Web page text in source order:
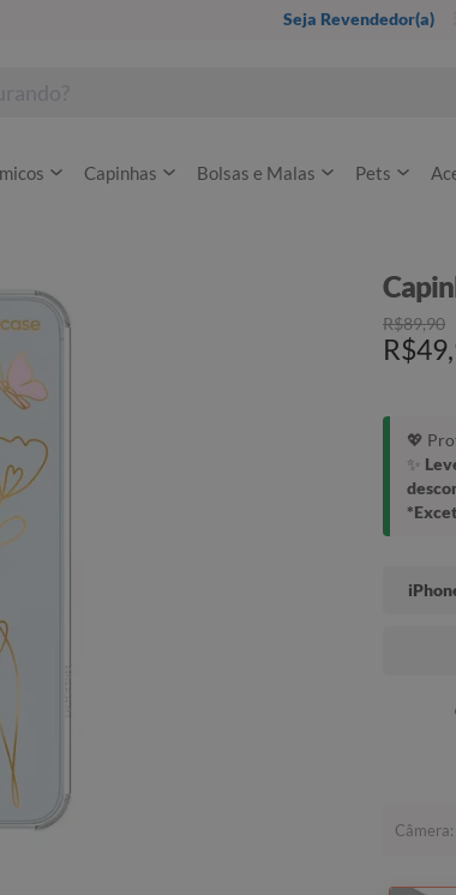
Seja Revendedor(a)
Capinhas Bolsas e Malas Pets
R$89,90
💖
✨
Câmera: